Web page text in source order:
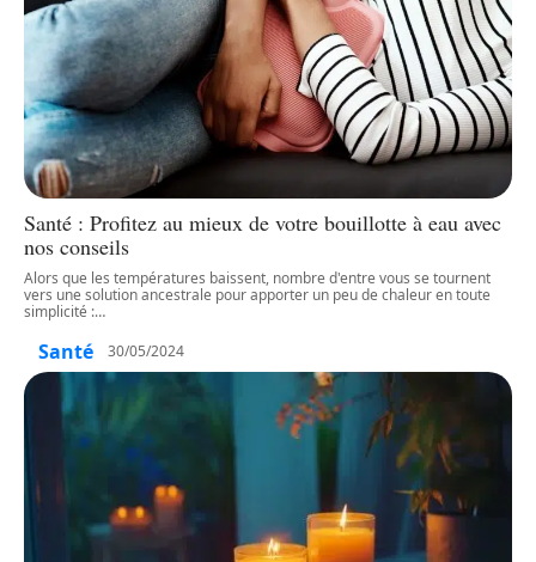
Santé : Profitez au mieux de votre bouillotte à eau avec
nos conseils
Alors que les températures baissent, nombre d'entre vous se tournent
vers une solution ancestrale pour apporter un peu de chaleur en toute
simplicité :…
Santé 30/05/2024